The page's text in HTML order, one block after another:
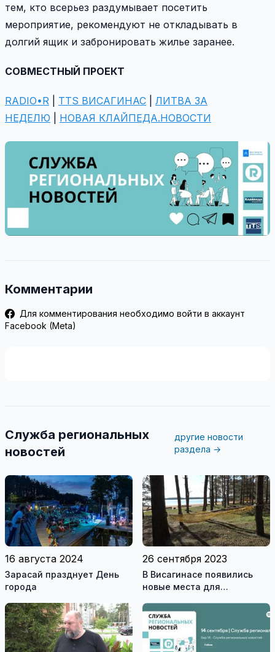
тем, кто всерьез раздумывает посетить
мероприятие, рекомендуют не откладывать в
долгий ящик и забронировать жилье заранее.
СОВМЕСТНЫЙ ПРОЕКТ
RADIO•R TTS ВИСАГИНАС
ЛИТВА ЗА
НЕДЕЛЮ
НОВАЯ КЛАЙПЕДА.НОВОСТИ
Комментарии
Для комментирования необходимо войти в аккаунт
Facebook (Meta)
Служба региональных
новостей
другие новости
раздела →
16 августа 2024
Зарасай празднует День
города
26 сентября 2023
В Висагинасе появились
новые места для
взрослых (видео)